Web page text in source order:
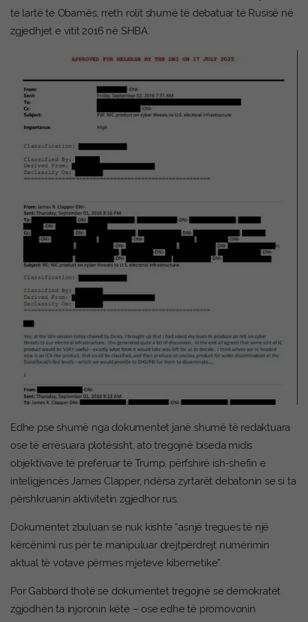
të lartë të Obamës, rreth rolit shumë të debatuar të Rusisë në
zgjedhjet e vitit 2016 në SHBA.
Edhe pse shumë nga dokumentet janë shumë të redaktuara
ose të errësuara plotësisht, ato tregojnë biseda midis
objektivave të preferuar të Trump, përfshirë ish-shefin e
inteligjencës James Clapper, ndërsa zyrtarët debatonin se si ta
përshkruanin aktivitetin zgjedhor rus.
Dokumentet zbuluan se nuk kishte “asnjë tregues të një
kërcënimi rus për të manipuluar drejtpërdrejt numërimin
aktual të votave përmes mjeteve kibernetike”.
Por Gabbard thotë se dokumentet tregojnë se demokratët
zgjodhën ta injoronin këtë – ose edhe të promovonin